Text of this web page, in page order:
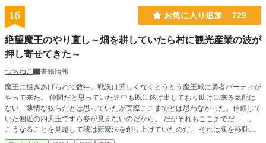
16 お気に入り追加 729
絶望魔王のやり直し～畑を耕していたら村に観光産業の波が
押し寄せてきた～
つちねこ
書籍情報
魔王に担ぎあげられて数年。戦況は芳しくなくとうとう魔王城に勇者パーティが
やって来た。 仲間だと思っていた連中も既に逃げ出しており助けに来る気配は
ない。薄情な奴らだとは思っていたが実際ここまでとは思わなかった。信頼して
いた側近の四天王ですら姿が見えないのだから。 だがそれもここまでだ……。
こうなることを見越して我は新魔法を創り上げていたのだ。 それは魂を移動さ
せる禁忌とされる暗黒魔法。 こんな魔王軍からは離脱して、のどかで平和な世